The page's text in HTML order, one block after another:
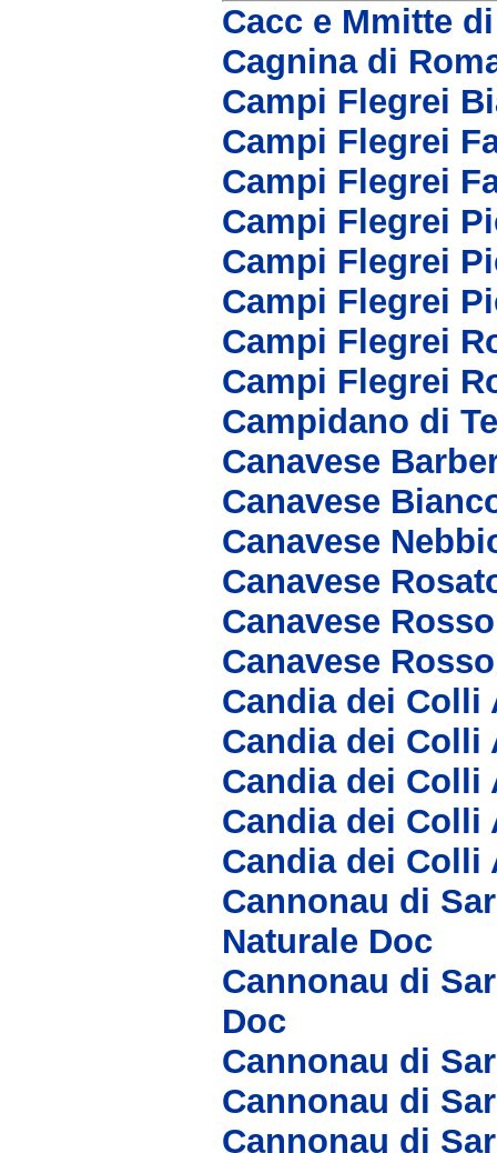
Cacc e Mmitte
Cagnina di
Campi Flegrei
Campi Flegrei
Campi Flegrei
Campi Flegrei
Campi Flegrei
Campi Flegrei
Campi Flegrei
Campi Flegrei
Campidano di
Canavese
Canavese
Canavese
Canavese
Canavese
Canavese
Candia dei Colli
Candia dei Colli
Candia dei Colli
Candia dei Colli
Candia dei Colli
Cannonau di
Naturale Doc
Cannonau di
Doc
Cannonau di
Cannonau di
Cannonau di